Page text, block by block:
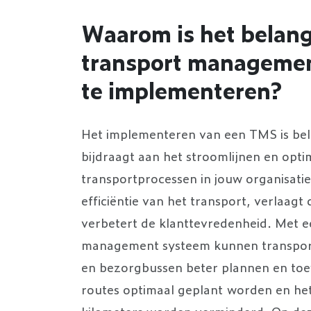
Waarom is het
transport
te implementeren?
Het implementeren van een TMS is
bijdraagt aan het stroomlijnen en
transportprocessen in jouw
efficiëntie van het transport, verlaagt
verbetert de klanttevredenheid. Met
management systeem kunnen
en bezorgbussen beter plannen en
routes optimaal geplant worden en